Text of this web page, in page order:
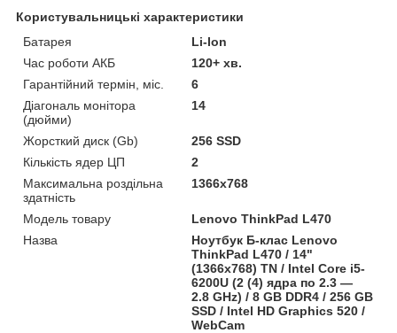
Користувальницькі характеристики
Батарея
Li-Ion
Час роботи АКБ
120+ хв.
Гарантійний термін, міс.
6
Діагональ монітора
(дюйми)
14
Жорсткий диск (Gb)
256 SSD
Кількість ядер ЦП
2
Максимальна роздільна
здатність
1366x768
Модель товару
Lenovo ThinkPad L470
Назва
Ноутбук Б-клас Lenovo
ThinkPad L470 / 14"
(1366x768) TN / Intel Core i5-
6200U (2 (4) ядра по 2.3 —
2.8 GHz) / 8 GB DDR4 / 256 GB
SSD / Intel HD Graphics 520 /
WebCam